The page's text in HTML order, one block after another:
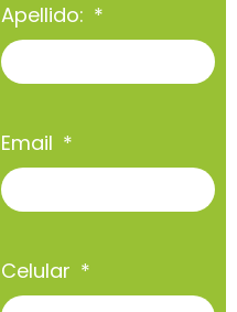
Apellido:
Email
Celular